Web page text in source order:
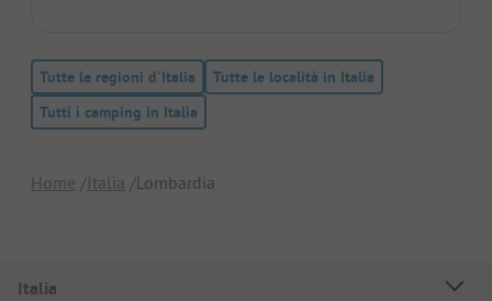
Tutte le regioni d'Italia
Tutte le località in Italia
Tutti i camping in Italia
Home Italia Lombardia
Italia